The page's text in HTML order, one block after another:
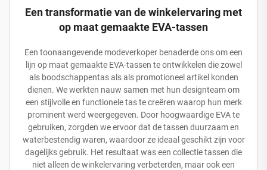
Een transformatie van de winkelervaring met
op maat gemaakte EVA-tassen
Een toonaangevende modeverkoper benaderde ons om een
lijn op maat gemaakte EVA-tassen te ontwikkelen die zowel
als boodschappentas als als promotioneel artikel konden
dienen. We werkten nauw samen met hun designteam om
een stijlvolle en functionele tas te creëren waarop hun merk
prominent werd weergegeven. Door hoogwaardige EVA te
gebruiken, zorgden we ervoor dat de tassen duurzaam en
waterbestendig waren, waardoor ze ideaal geschikt zijn voor
dagelijks gebruik. Het resultaat was een collectie tassen die
niet alleen de winkelervaring verbeterden, maar ook een